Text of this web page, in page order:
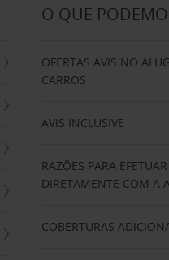
O QUE
OFERTAS AVIS NO
CARROS
AVIS INCLUSIVE
RAZÕES PARA
DIRETAMENTE COM A
COBERTURAS